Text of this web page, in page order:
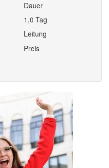
Dauer
1,0 Tag
Leitung
Preis